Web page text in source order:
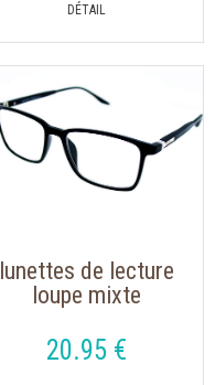
lunettes de lecture
loupe mixte
avec clip solaire
aimanté polarisé
20.95 €